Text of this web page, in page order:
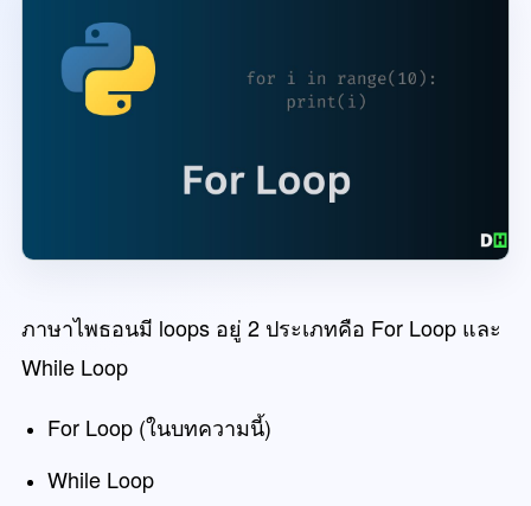
ภาษาไพธอนมี loops อยู่ 2 ประเภทคือ For Loop และ
While Loop
For Loop (ในบทความนี้)
While Loop